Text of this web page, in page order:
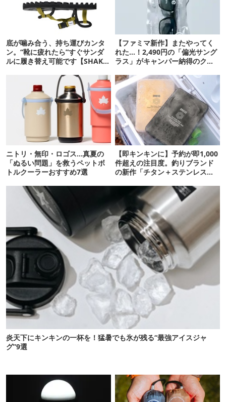
底が噛み合う、持ち運びカンタ
ン。“靴に疲れたら”すぐサンダ
ルに履き替え可能です【SHAKA
【ファミマ新作】またやってく
れた…！2,490円の「偏光サング
ラス」がキャンパー納得のクオ
ニトリ・無印・ロゴス…真夏の
「ぬるい問題」を救うペットボ
トルクーラーおすすめ7選
【即キンキンに】予約が即1,000
件超えの注目度。釣りブランド
の新作「チタン＋ステンレスの
炎天下にキンキンの一杯を！猛暑でも氷が残る“最強アイスジャ
グ”9選